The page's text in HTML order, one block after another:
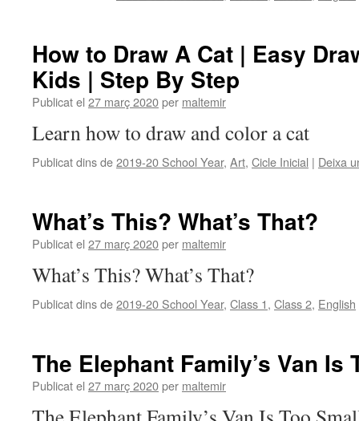
How to Draw A Cat | Easy
Kids | Step By Step
Publicat el 27 març 2020per maltemir
Learn how to draw and color a cat
Publicat dins de2019-20 School Year, Art, Cicle Inicial | Deixa
What’s This? What’s That?
Publicat el 27 març 2020per maltemir
What’s This? What’s That?
Publicat dins de2019-20 School Year, Class 1, Class 2, English
The Elephant Family’s Van Is
Publicat el 27 març 2020per maltemir